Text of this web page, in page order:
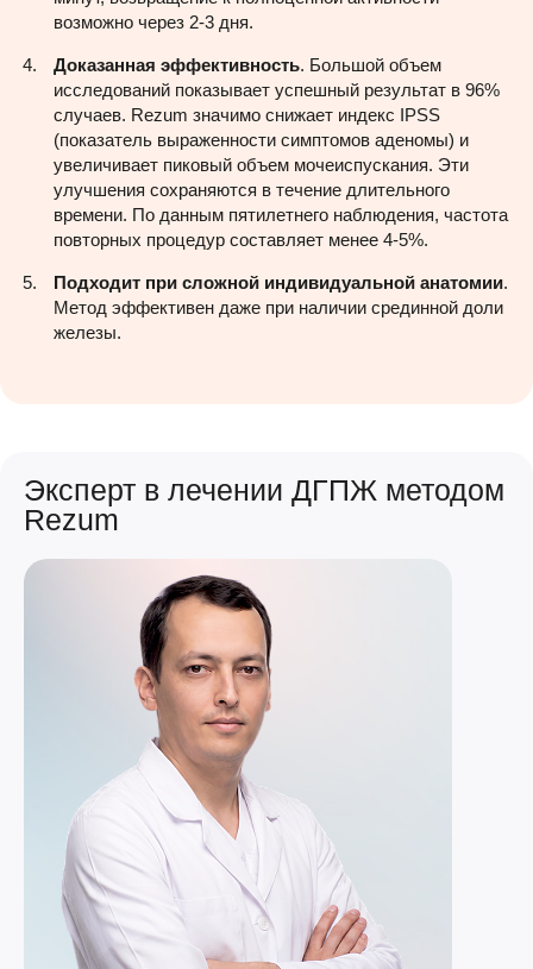
возможно через 2-3 дня.
Доказанная эффективность. Большой объем
исследований показывает успешный результат в 96%
случаев. Rezum значимо снижает индекс IPSS
(показатель выраженности симптомов аденомы) и
увеличивает пиковый объем мочеиспускания. Эти
улучшения сохраняются в течение длительного
времени. По данным пятилетнего наблюдения, частота
повторных процедур составляет менее 4-5%.
Подходит при сложной индивидуальной анатомии.
Метод эффективен даже при наличии срединной доли
железы.
Эксперт в лечении ДГПЖ методом
Rezum